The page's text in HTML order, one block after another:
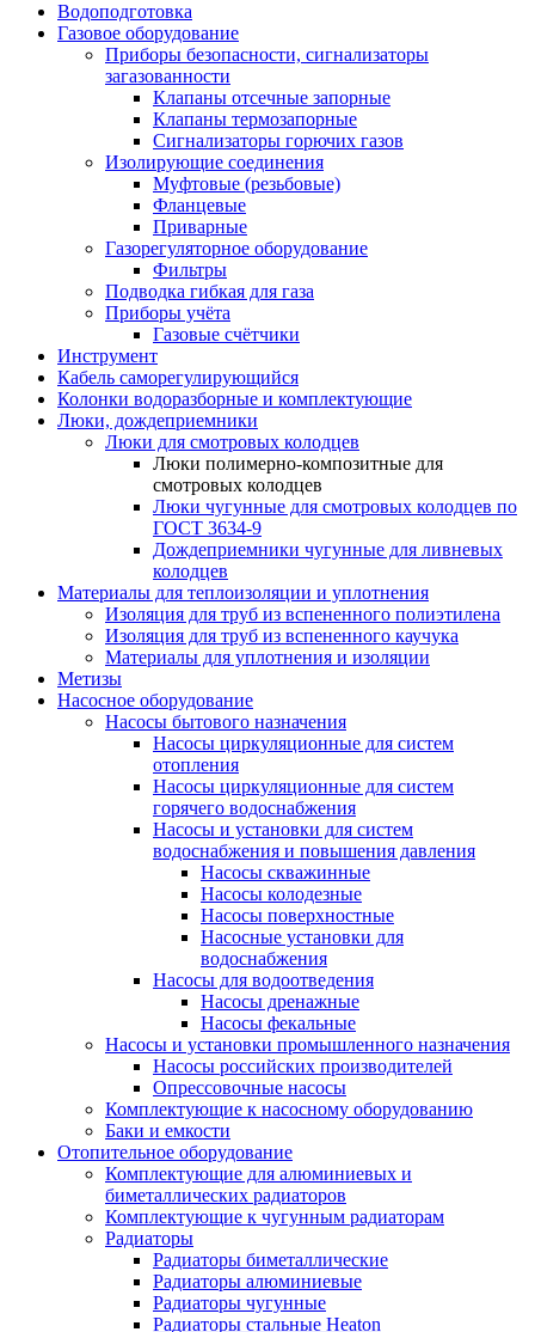
Водоподготовка
Газовое оборудование
Приборы безопасности, сигнализаторы
загазованности
Клапаны отсечные запорные
Клапаны термозапорные
Сигнализаторы горючих газов
Изолирующие соединения
Муфтовые (резьбовые)
Фланцевые
Приварные
Газорегуляторное оборудование
Фильтры
Подводка гибкая для газа
Приборы учёта
Газовые счётчики
Инструмент
Кабель саморегулирующийся
Колонки водоразборные и комплектующие
Люки, дождеприемники
Люки для смотровых колодцев
Люки полимерно-композитные для
смотровых колодцев
Люки чугунные для смотровых колодцев по
ГОСТ 3634-9
Дождеприемники чугунные для ливневых
колодцев
Материалы для теплоизоляции и уплотнения
Изоляция для труб из вспененного полиэтилена
Изоляция для труб из вспененного каучука
Материалы для уплотнения и изоляции
Метизы
Насосное оборудование
Насосы бытового назначения
Насосы циркуляционные для систем
отопления
Насосы циркуляционные для систем
горячего водоснабжения
Насосы и установки для систем
водоснабжения и повышения давления
Насосы скважинные
Насосы колодезные
Насосы поверхностные
Насосные установки для
водоснабжения
Насосы для водоотведения
Насосы дренажные
Насосы фекальные
Насосы и установки промышленного назначения
Насосы российских производителей
Опрессовочные насосы
Комплектующие к насосному оборудованию
Баки и емкости
Отопительное оборудование
Комплектующие для алюминиевых и
биметаллических радиаторов
Комплектующие к чугунным радиаторам
Радиаторы
Радиаторы биметаллические
Радиаторы алюминиевые
Радиаторы чугунные
Радиаторы стальные Heaton